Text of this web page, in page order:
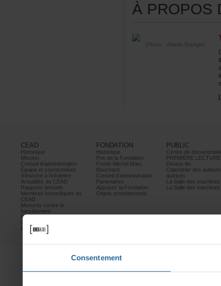
Consentement
(Photo:VioletteBourget)
CEAD
Historique
Mission
Conseild’administration
Équipeetcoordonnées
S’inscrireàl’infolettre
ActualitésduCEAD
Rapportsannuels
Membreshonorifiquesdu
CEAD
Mesurescontrele
harcèlement
Politiquedeconfidentialité
Prixetconcours
Partenaires
FONDATION
Historique
PrixdelaFondation
FondsMichelMarc
Bouchard
Conseild’administration
Partenaires
AppuyezlaFondation
Objetspromotionnels
PUBLIC
PREMIÈRELECTURE
Divans-lits
autrices